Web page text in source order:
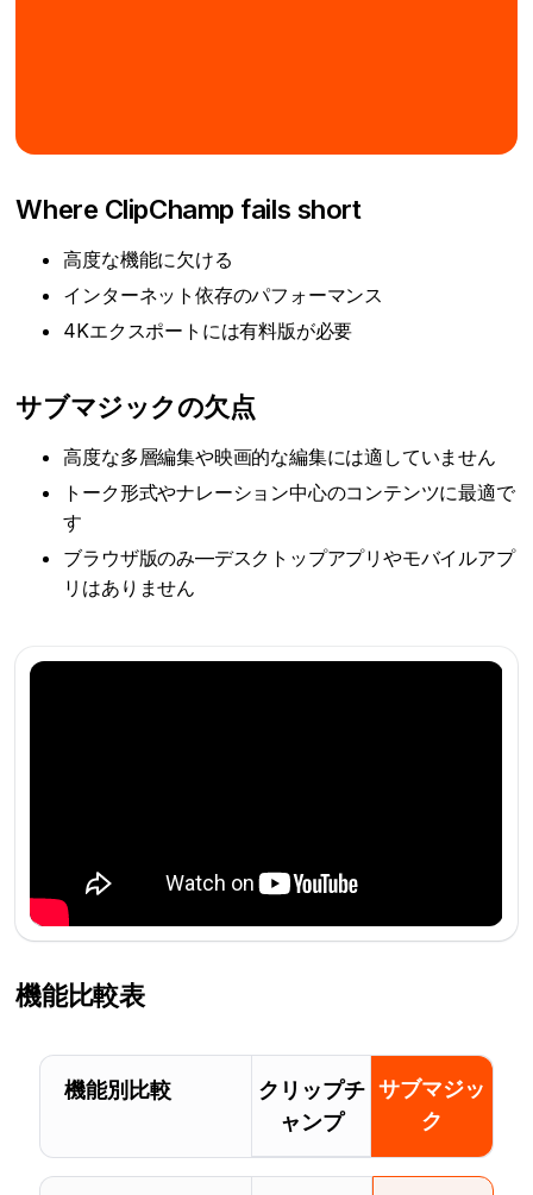
Where ClipChamp fails short
高度な機能に欠ける
インターネット依存のパフォーマンス
4Kエクスポートには有料版が必要
サブマジックの欠点
高度な多層編集や映画的な編集には適していません
トーク形式やナレーション中心のコンテンツに最適で
す
ブラウザ版のみ—デスクトップアプリやモバイルアプ
リはありません
機能比較表
機能別比較
クリップチ
ャンプ
サブマジッ
ク